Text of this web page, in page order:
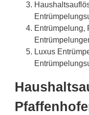
Entrümpelung,
Luxus